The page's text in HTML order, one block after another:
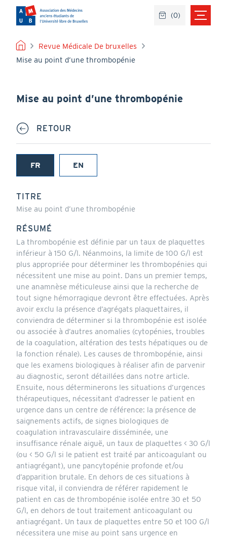
contenu
principal
FIL
D'ARIANE
Revue Médicale De bruxelles
Mise au point d’une thrombopénie
Mise au point d’une thrombopénie
RETOUR
FR
(onglet
EN
TITRE
Mise au point d’une thrombopénie
RÉSUMÉ
La thrombopénie est définie par un taux de plaquettes
inférieur à 150 G/l. Néanmoins, la limite de 100 G/l est
plus appropriée pour déterminer les thrombopénies qui
nécessitent une mise au point. Dans un premier temps,
une anamnèse méticuleuse ainsi que la recherche de
tout signe hémorragique devront être effectuées. Après
avoir exclu la présence d’agrégats plaquettaires, il
conviendra de déterminer si la thrombopénie est isolée
ou associée à d’autres anomalies (cytopénies, troubles
de la coagulation, altération des tests hépatiques ou de
la fonction rénale). Les causes de thrombopénie, ainsi
que les examens biologiques à réaliser afin de parvenir
au diagnostic, seront détaillées dans notre article.
Ensuite, nous déterminerons les situations d’urgences
thérapeutiques, nécessitant d’adresser le patient en
urgence dans un centre de référence: la présence de
saignements actifs, de signes biologiques de
coagulation intravasculaire disséminée, une
insuffisance rénale aiguë, un taux de plaquettes < 30 G/l
(ou < 50 G/l si le patient est traité par anticoagulant ou
antiagrégant), une pancytopénie profonde et/ou
d’apparition brutale. En dehors de ces situations à
risque vital, il conviendra de référer rapidement le
patient en cas de thrombopénie isolée entre 30 et 50
G/l, en dehors de tout traitement anticoagulant ou
antiagrégant. Un taux de plaquettes entre 50 et 100 G/l
nécessitera une mise au point sans urgence en
(0)